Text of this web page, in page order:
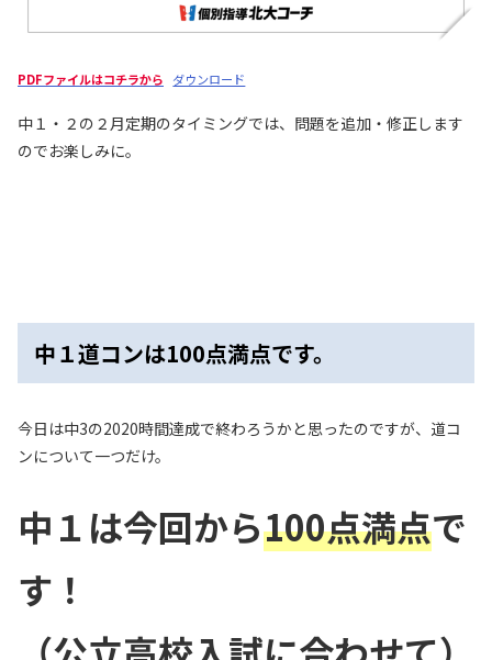
PDFファイルはコチラから ダウンロード
中１・２の２月定期のタイミングでは、問題を追加・修正します
のでお楽しみに。
中１道コンは100点満点です。
今日は中3の2020時間達成で終わろうかと思ったのですが、道コ
ンについて一つだけ。
中１は今回から100点満点で
す！